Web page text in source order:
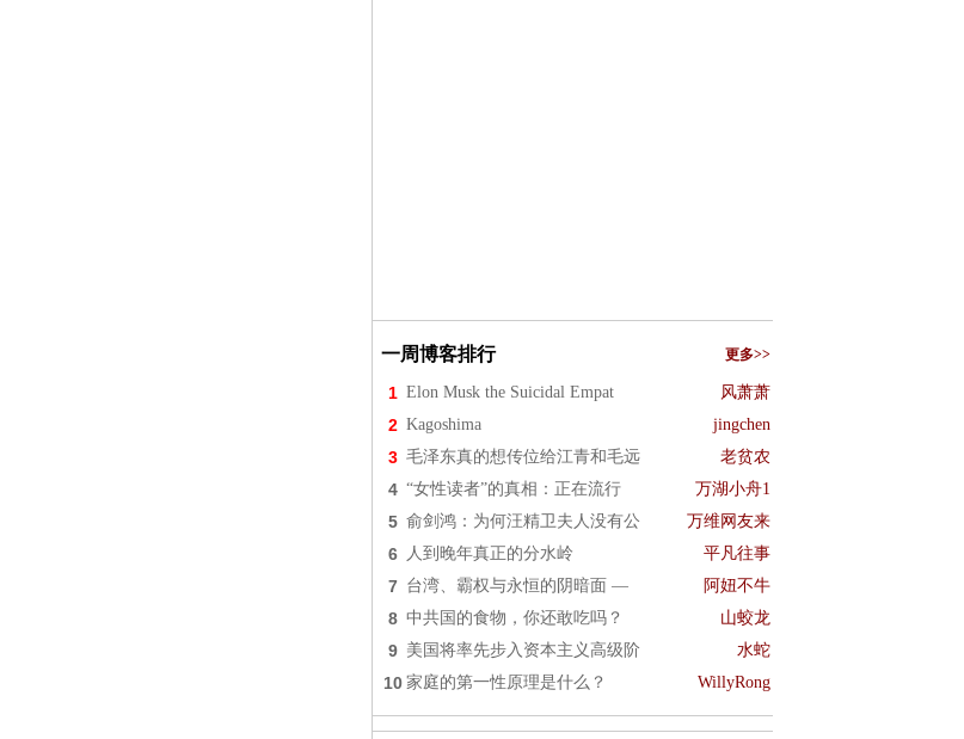
一周博客排行 更多>>
1 Elon Musk the Suicidal Empat 风萧萧
2 Kagoshima jingchen
3 毛泽东真的想传位给江青和毛远 老贫农
4 “女性读者”的真相：正在流行 万湖小舟1
5 俞剑鸿：为何汪精卫夫人没有公 万维网友来
6 人到晚年真正的分水岭 平凡往事
7 台湾、霸权与永恒的阴暗面 — 阿妞不牛
8 中共国的食物，你还敢吃吗？ 山蛟龙
9 美国将率先步入资本主义高级阶 水蛇
10 家庭的第一性原理是什么？ WillyRong